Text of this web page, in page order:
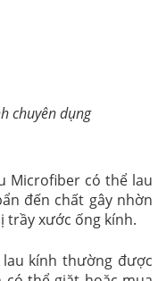
chuyên dụng
Microfiber có thể lau
đến chất gây nhờn
trầy xước ống kính.
kính thường được